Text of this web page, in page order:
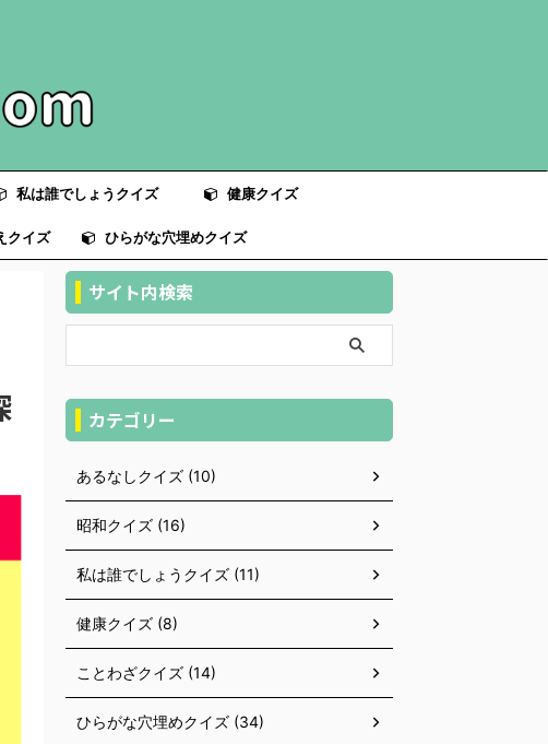
私は誰でしょうクイズ 健康クイズ
クイズ ひらがな穴埋めクイズ
サイト内検索
カテゴリー
あるなしクイズ (10)
昭和クイズ (16)
私は誰でしょうクイズ (11)
健康クイズ (8)
ことわざクイズ (14)
ひらがな穴埋めクイズ (34)